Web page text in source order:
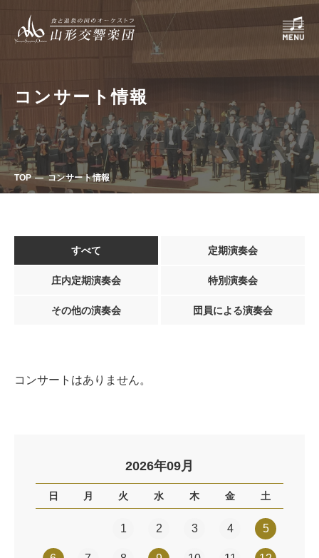
コンサート情報
TOP コンサート情報
すべて 定期演奏会
庄内定期演奏会 特別演奏会
その他の演奏会 団員による演奏会
コンサートはありません。
2026年09月
日 月 火 水 木 金 土
1 2 3 4 5